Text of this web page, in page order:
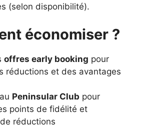
(selon disponibilité).
économiser ?
offres early booking pour
réductions et des avantages
Peninsular Club pour
points de fidélité et
réductions